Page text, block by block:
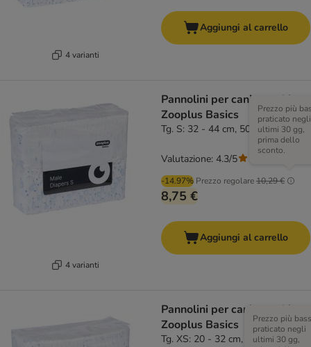
4 varianti
Aggiungi al carrello
4 varianti
Pannolini per cani maschi
Zooplus Basics
Tg. S: 32 - 44 cm, 50 pz
-14.97% Prezzo regolare10,29 €
Prezzo più
praticato negli
ultimi 30 gg,
prima dello
sconto.
8,75 €
Valutazione: 4.3/5
Aggiungi al carrello
Pannolini per cani maschi
Zooplus Basics
Tg. XS: 20 - 32 cm, 50 pz
Prezzo più
praticato negli
ultimi 30 gg,